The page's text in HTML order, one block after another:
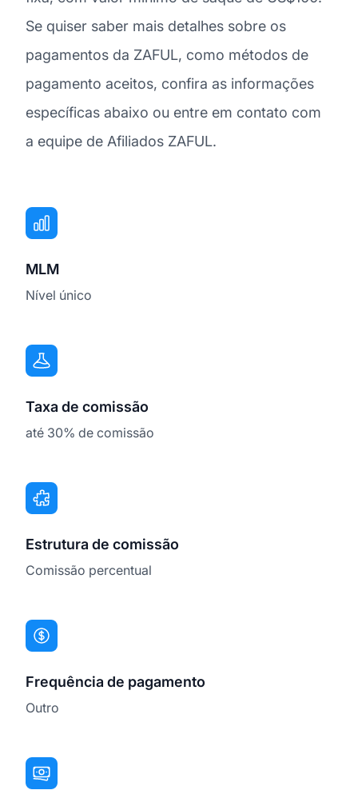
Se quiser saber mais detalhes sobre os
pagamentos da ZAFUL, como métodos de
pagamento aceitos, confira as informações
específicas abaixo ou entre em contato com
a equipe de Afiliados ZAFUL.
MLM
Nível único
Taxa de comissão
até 30% de comissão
Estrutura de comissão
Comissão percentual
Frequência de pagamento
Outro